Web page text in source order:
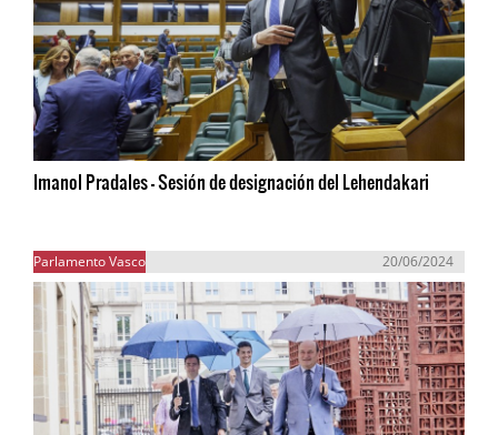
Imanol Pradales - Sesión de designación del Lehendakari
Parlamento Vasco 20/06/2024